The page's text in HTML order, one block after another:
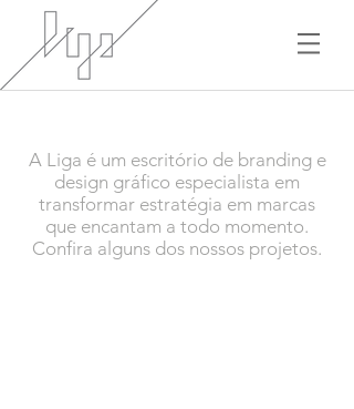
A Liga é um escritório de branding e
design gráfico especialista em
transformar estratégia em marcas
que encantam a todo momento.
Confira alguns dos nossos projetos.